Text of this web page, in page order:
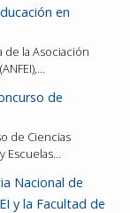
en
de la Asociación
de
de Ciencias
Escuelas…
Nacional de
y la Facultad de